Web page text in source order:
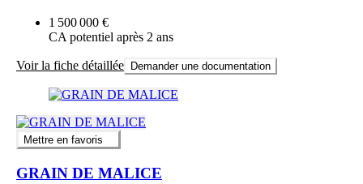
1 500 000 €
CA potentiel après 2 ans
Voir la fiche détaillée Demander une documentation
Mettre en favoris
GRAIN DE MALICE